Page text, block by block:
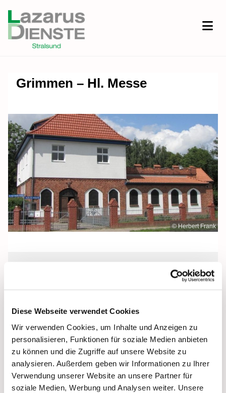
Diese Webseite verwendet Cookies
Wir verwenden Cookies, um Inhalte und Anzeigen zu
personalisieren, Funktionen für soziale Medien anbieten
zu können und die Zugriffe auf unsere Website zu
analysieren. Außerdem geben wir Informationen zu Ihrer
Verwendung unserer Website an unsere Partner für
soziale Medien, Werbung und Analysen weiter. Unsere
Grimmen – Hl. Messe
© Herbert Frank
Dienstag, 16. Februar 2027, 09:00 Uhr
St. Jakobus, Grimmen, Dr.-Kurt-
Fischer-Straße 1, 18507 Grimmen